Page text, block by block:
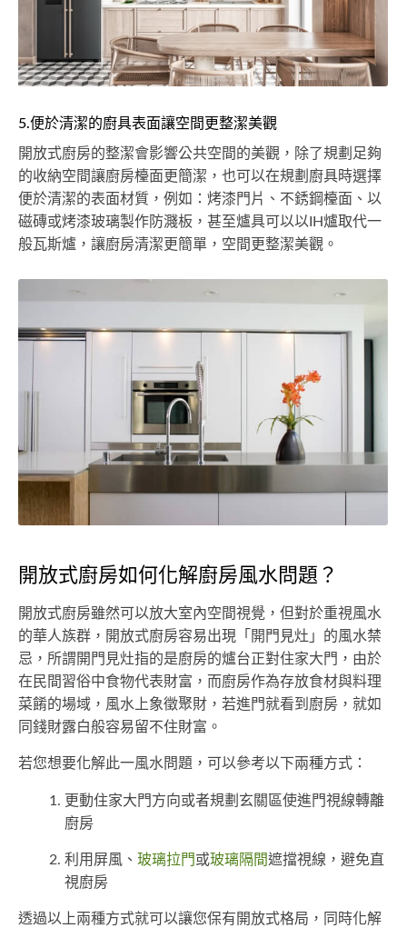
5.便於清潔的廚具表面讓空間更整潔美觀
開放式廚房的整潔會影響公共空間的美觀，除了規劃足夠
的收納空間讓廚房檯面更簡潔，也可以在規劃廚具時選擇
便於清潔的表面材質，例如：烤漆門片、不銹鋼檯面、以
磁磚或烤漆玻璃製作防濺板，甚至爐具可以以IH爐取代一
般瓦斯爐，讓廚房清潔更簡單，空間更整潔美觀。
開放式廚房如何化解廚房風水問題？
開放式廚房雖然可以放大室內空間視覺，但對於重視風水
的華人族群，開放式廚房容易出現「開門見灶」的風水禁
忌，所謂開門見灶指的是廚房的爐台正對住家大門，由於
在民間習俗中食物代表財富，而廚房作為存放食材與料理
菜餚的場域，風水上象徵聚財，若進門就看到廚房，就如
同錢財露白般容易留不住財富。
若您想要化解此一風水問題，可以參考以下兩種方式：
更動住家大門方向或者規劃玄關區使進門視線轉離
廚房
利用屏風、 玻璃拉門或玻璃隔間遮擋視線，避免直
視廚房
透過以上兩種方式就可以讓您保有開放式格局，同時化解